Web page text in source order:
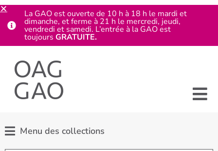
Menu des collections
La GAO est ouverte de 10 h à 18 h le mardi et
dimanche, et ferme à 21 h le mercredi, jeudi,
vendredi et samedi. L’entrée à la GAO est
toujours GRATUITE.